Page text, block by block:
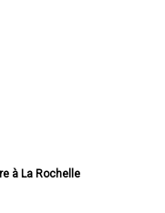
à La Rochelle